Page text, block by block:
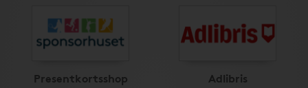
Presentkortsshop Adlibris